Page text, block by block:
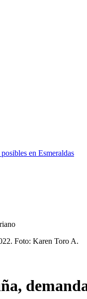
en Esmeraldas